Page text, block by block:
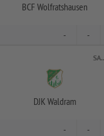
BCF Wolfratshausen
- -
SA..
DJK Waldram
- -